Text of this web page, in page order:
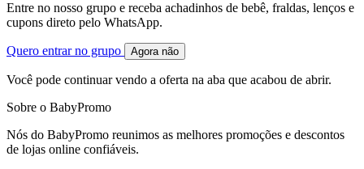
Entre no nosso grupo e receba achadinhos de bebê, fraldas, lenços e
cupons direto pelo WhatsApp.
Quero entrar no grupo Agora não
Você pode continuar vendo a oferta na aba que acabou de abrir.
Sobre o BabyPromo
Nós do BabyPromo reunimos as melhores promoções e descontos
de lojas online confiáveis.